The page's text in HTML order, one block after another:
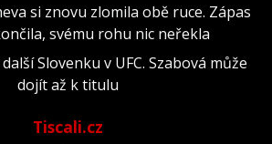
si znovu zlomila obě ruce. Zápas
svému rohu nic neřekla
Slovenku v UFC. Szabová může
dojít až k titulu
Tiscali.cz